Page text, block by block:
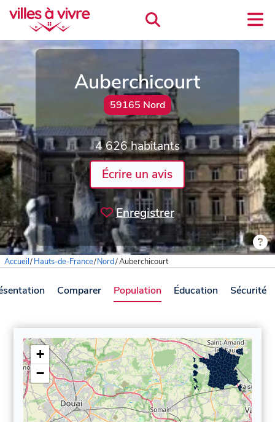
Auberchicourt
59165 Nord
4 626 habitants
Écrire un avis
Enregistrer
Accueil/Hauts-de-France/Nord/Auberchicourt
Comparer Population Éducation Sécurité
+
−